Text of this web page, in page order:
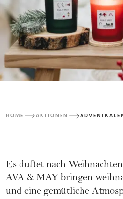
HOME AKTIONEN
Es duftet nach
AVA & MAY bringen
und eine gemütliche